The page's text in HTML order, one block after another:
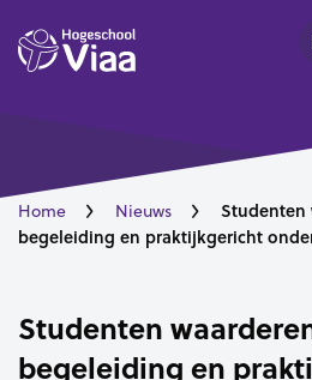
Home Nieuws
Studenten
begeleiding en praktijkgericht
Studenten
begeleiding en